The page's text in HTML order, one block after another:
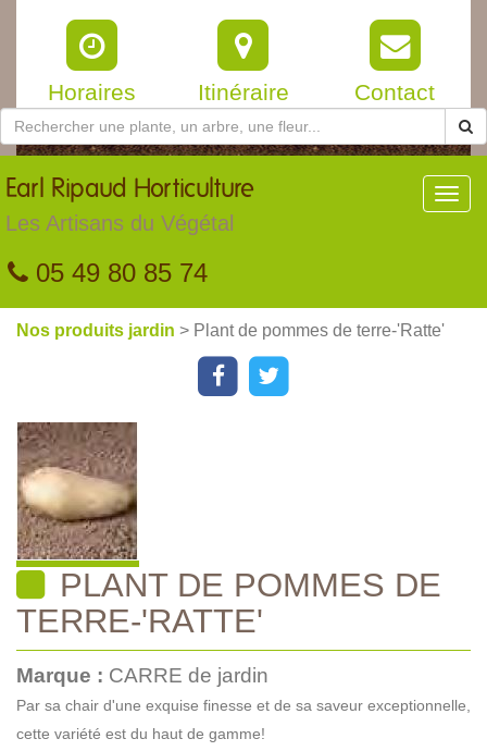
Horaires Itinéraire Contact
Earl Ripaud Horticulture
Les Artisans du Végétal
05 49 80 85 74
Nos produits jardin > Plant de pommes de terre-'Ratte'
PLANT DE POMMES DE
TERRE-'RATTE'
Marque : CARRE de jardin
Par sa chair d'une exquise finesse et de sa saveur exceptionnelle,
cette variété est du haut de gamme!